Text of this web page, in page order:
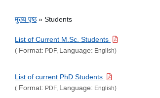
पग चिन्ह
मुख्य पृष्ठ Students
List of Current M.Sc. Students
( Format: PDF, Language: English)
List of current PhD Students
( Format: PDF, Language: English)